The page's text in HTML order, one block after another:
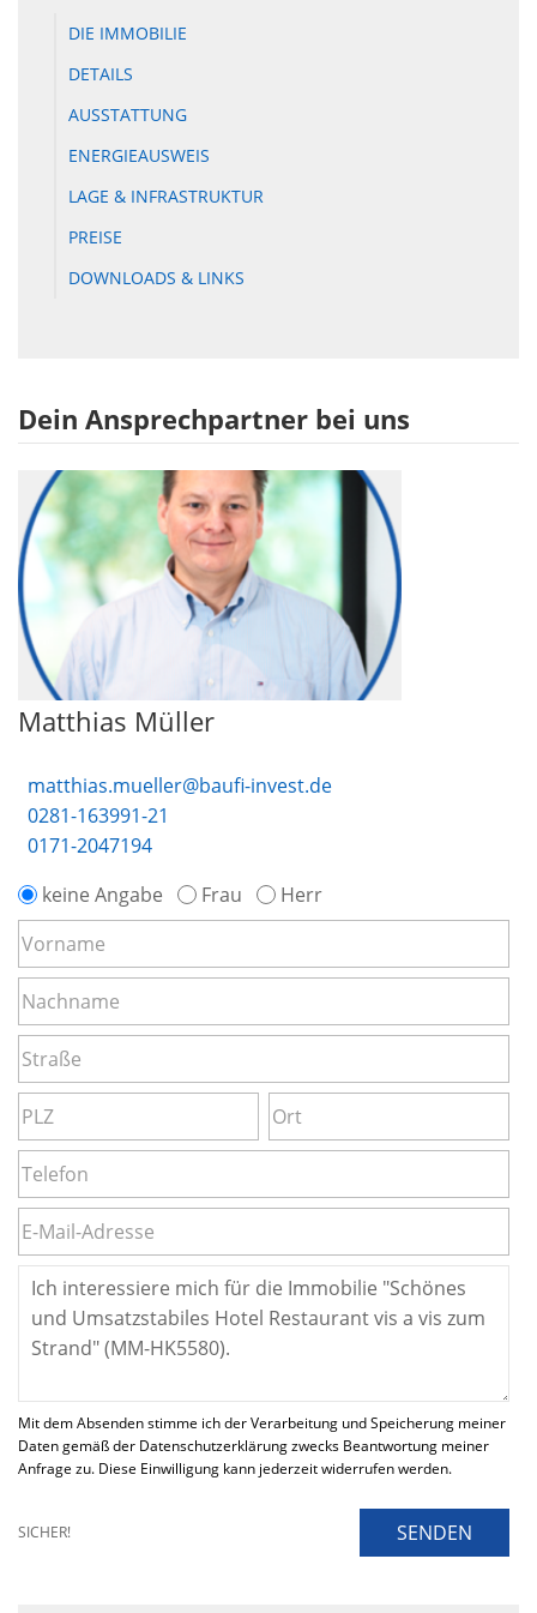
DIE IMMOBILIE
DETAILS
AUSSTATTUNG
ENERGIEAUSWEIS
LAGE & INFRASTRUKTUR
PREISE
DOWNLOADS & LINKS
Dein Ansprechpartner bei uns
Matthias Müller
matthias.mueller@baufi-invest.de
0281-163991-21
0171-2047194
keine Angabe
Frau Herr
Mit dem Absenden stimme ich der Verarbeitung und Speicherung meiner
Daten gemäß der Datenschutzerklärung zwecks Beantwortung meiner
Anfrage zu. Diese Einwilligung kann jederzeit widerrufen werden.
SICHER! SENDEN